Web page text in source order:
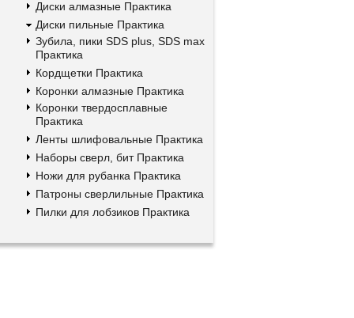
Диски алмазные Практика
Диски пильные Практика
Зубила, пики SDS plus, SDS max
Практика
Кордщетки Практика
Коронки алмазные Практика
Коронки твердосплавные
Практика
Ленты шлифовальные Практика
Наборы сверл, бит Практика
Ножи для рубанка Практика
Патроны сверлильные Практика
Пилки для лобзиков Практика